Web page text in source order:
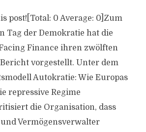
post![Total: 0 Average: 0]Zum
Tag der Demokratie hat die
Finance ihren zwölften
vorgestellt. Unter dem
Autokratie: Wie Europas
repressive Regime
die Organisation, dass
Vermögensverwalter